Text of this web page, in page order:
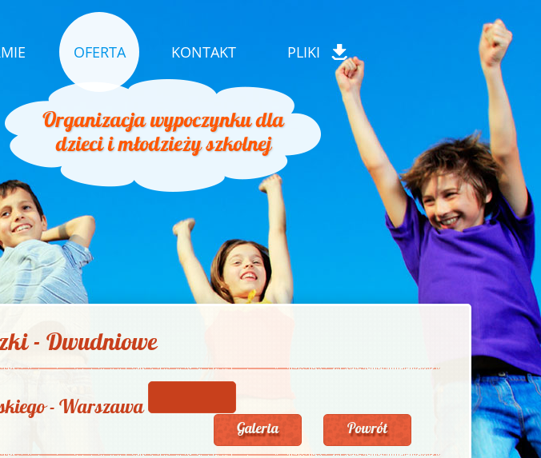
OFERTA KONTAKT PLIKI
Organizacja wypoczynku dla
dzieci i młodzieży szkolnej
- Dwudniowe
- Warszawa
Galeria Powrót